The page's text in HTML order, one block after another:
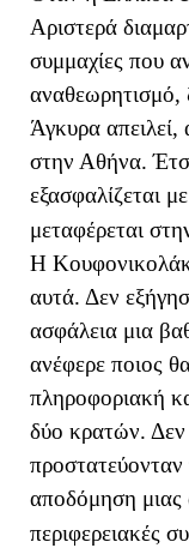
Αριστερά
συμμαχίες που
αναθεωρητισμό,
Άγκυρα
στην Αθήνα.
εξασφαλίζεται
μεταφέρεται
Η
αυτά. Δεν
ασφάλεια μια
ανέφερε ποιος
πληροφοριακή
δύο κρατών. Δεν
αποδόμηση μιας
περιφερειακές